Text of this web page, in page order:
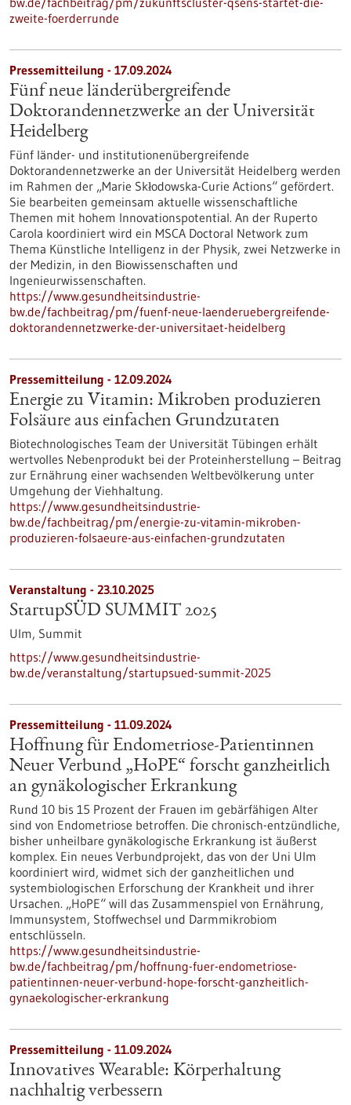
zweite-foerderrunde
Pressemitteilung - 17.09.2024
Fünf neue länderübergreifende
Doktorandennetzwerke an der Universität
Heidelberg
Fünf länder- und institutionenübergreifende
Doktorandennetzwerke an der Universität Heidelberg werden
im Rahmen der „Marie Skłodowska-Curie Actions“ gefördert.
Sie bearbeiten gemeinsam aktuelle wissenschaftliche
Themen mit hohem Innovationspotential. An der Ruperto
Carola koordiniert wird ein MSCA Doctoral Network zum
Thema Künstliche Intelligenz in der Physik, zwei Netzwerke in
der Medizin, in den Biowissenschaften und
Ingenieurwissenschaften.
https://www.gesundheitsindustrie-
bw.de/fachbeitrag/pm/fuenf-neue-laenderuebergreifende-
doktorandennetzwerke-der-universitaet-heidelberg
Pressemitteilung - 12.09.2024
Energie zu Vitamin: Mikroben produzieren
Folsäure aus einfachen Grundzutaten
Biotechnologisches Team der Universität Tübingen erhält
wertvolles Nebenprodukt bei der Proteinherstellung – Beitrag
zur Ernährung einer wachsenden Weltbevölkerung unter
Umgehung der Viehhaltung.
https://www.gesundheitsindustrie-
bw.de/fachbeitrag/pm/energie-zu-vitamin-mikroben-
produzieren-folsaeure-aus-einfachen-grundzutaten
Veranstaltung - 23.10.2025
StartupSÜD SUMMIT 2025
Ulm, Summit
https://www.gesundheitsindustrie-
bw.de/veranstaltung/startupsued-summit-2025
Pressemitteilung - 11.09.2024
Hoffnung für Endometriose-Patientinnen
Neuer Verbund „HoPE“ forscht ganzheitlich
an gynäkologischer Erkrankung
Rund 10 bis 15 Prozent der Frauen im gebärfähigen Alter
sind von Endometriose betroffen. Die chronisch-entzündliche,
bisher unheilbare gynäkologische Erkrankung ist äußerst
komplex. Ein neues Verbundprojekt, das von der Uni Ulm
koordiniert wird, widmet sich der ganzheitlichen und
systembiologischen Erforschung der Krankheit und ihrer
Ursachen. „HoPE“ will das Zusammenspiel von Ernährung,
Immunsystem, Stoffwechsel und Darmmikrobiom
entschlüsseln.
https://www.gesundheitsindustrie-
bw.de/fachbeitrag/pm/hoffnung-fuer-endometriose-
patientinnen-neuer-verbund-hope-forscht-ganzheitlich-
gynaekologischer-erkrankung
Pressemitteilung - 11.09.2024
Innovatives Wearable: Körperhaltung
nachhaltig verbessern